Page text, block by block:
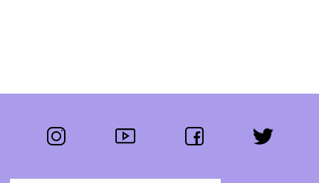
Segue-nos:
instagram youtube facebook twitter